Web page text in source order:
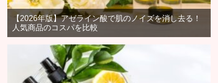
【2026年版】アゼライン酸で肌のノイズを消し去る！
人気商品のコスパを比較